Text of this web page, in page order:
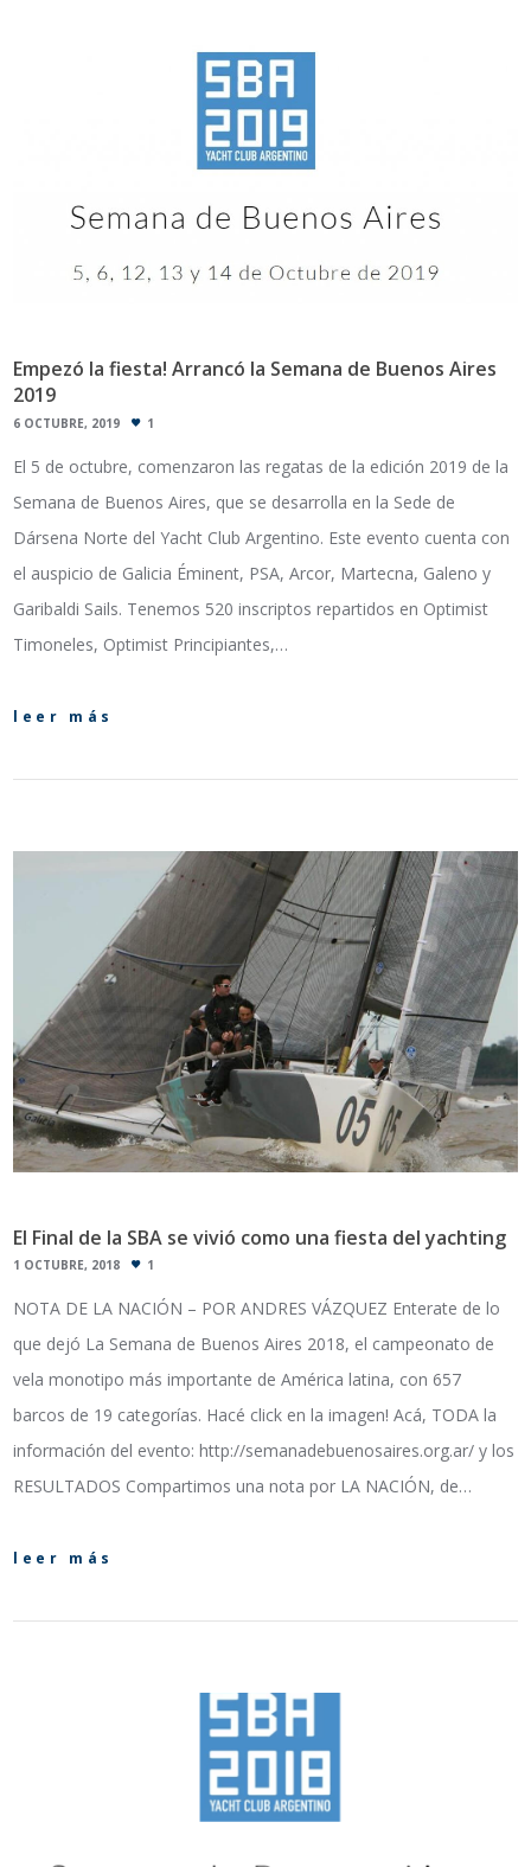
Empezó la fiesta! Arrancó la Semana de Buenos Aires
2019
6 OCTUBRE, 2019 1
El 5 de octubre, comenzaron las regatas de la edición 2019 de la
Semana de Buenos Aires, que se desarrolla en la Sede de
Dársena Norte del Yacht Club Argentino. Este evento cuenta con
el auspicio de Galicia Éminent, PSA, Arcor, Martecna, Galeno y
Garibaldi Sails. Tenemos 520 inscriptos repartidos en Optimist
Timoneles, Optimist Principiantes,…
leer más
El Final de la SBA se vivió como una fiesta del yachting
1 OCTUBRE, 2018 1
NOTA DE LA NACIÓN – POR ANDRES VÁZQUEZ Enterate de lo
que dejó La Semana de Buenos Aires 2018, el campeonato de
vela monotipo más importante de América latina, con 657
barcos de 19 categorías. Hacé click en la imagen! Acá, TODA la
información del evento: http://semanadebuenosaires.org.ar/ y los
RESULTADOS Compartimos una nota por LA NACIÓN, de…
leer más